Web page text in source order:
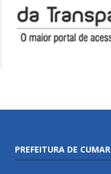
PREFEITURA DE